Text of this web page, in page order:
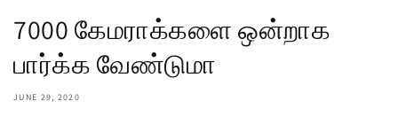
7000 கேமராக்களை ஒன்றாக
பார்க்க வேண்டுமா
JUNE 29, 2020